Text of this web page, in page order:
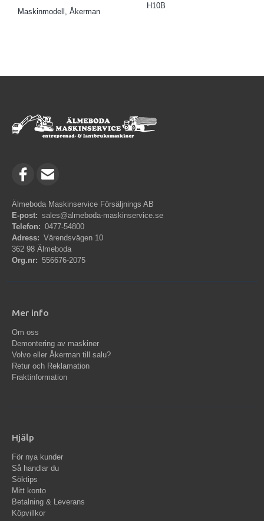
Maskinmodell, Åkerman
H10B
Älmeboda Maskinservice Försäljnings AB
E-post: sales@almeboda-maskinservice.se
Telefon: 0477-54800
Adress: Värendsvägen 10
362 98 Älmeboda
Org.nr: 556676-2075
Mer info
Om oss
Demontering av maskiner
Volvo eller Åkerman till salu?
Retur och Reklamation
Fraktinformation
Hjälp
För nya kunder
Så handlar du
Söktips
Mitt konto
Betalning & Leverans
Köpvillkor